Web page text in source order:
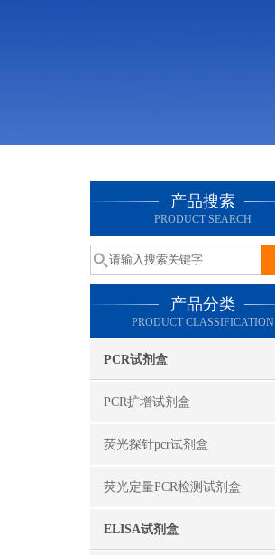
产品搜索
PRODUCT SEARCH
产品分类
PRODUCT CLASSIFICATION
PCR试剂盒
PCR扩增试剂盒
荧光探针pcr试剂盒
荧光定量PCR检测试剂盒
ELISA试剂盒